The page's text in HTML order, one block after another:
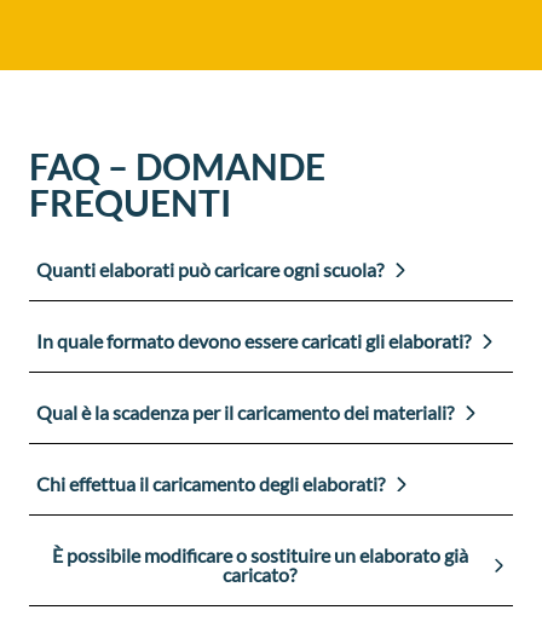
FAQ – DOMANDE
FREQUENTI
Quanti elaborati può caricare ogni scuola?
In quale formato devono essere caricati gli elaborati?
Qual è la scadenza per il caricamento dei materiali?
Chi effettua il caricamento degli elaborati?
È possibile modificare o sostituire un elaborato già
caricato?